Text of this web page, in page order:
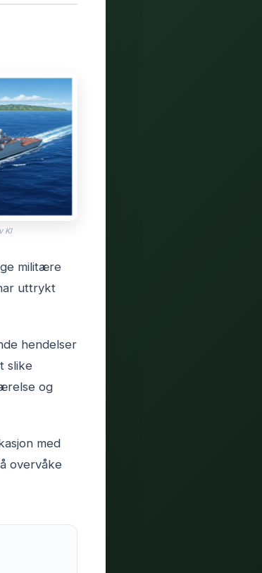
KI
militære
uttrykt
hendelser
slike
og
med
overvåke